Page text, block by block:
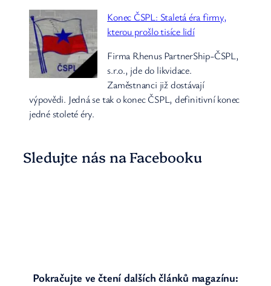
Konec ČSPL: Staletá éra firmy,
kterou prošlo tisíce lidí
Firma Rhenus PartnerShip-ČSPL,
s.r.o., jde do likvidace.
Zaměstnanci již dostávají
výpovědi. Jedná se tak o konec ČSPL, definitivní konec
jedné stoleté éry.
Sledujte nás na Facebooku
Pokračujte ve čtení dalších článků magazínu: